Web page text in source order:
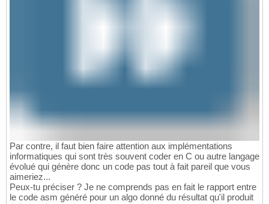
Par contre, il faut bien faire attention aux implémentations
informatiques qui sont très souvent coder en C ou autre langage
évolué qui génère donc un code pas tout à fait pareil que vous
aimeriez...
Peux-tu préciser ? Je ne comprends pas en fait le rapport entre
le code asm généré pour un algo donné du résultat qu'il produit